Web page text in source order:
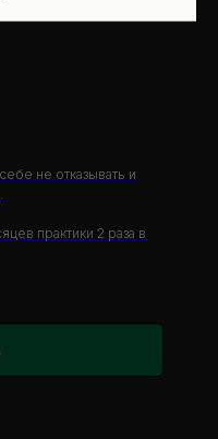
не отказывать и
практики 2 раза в